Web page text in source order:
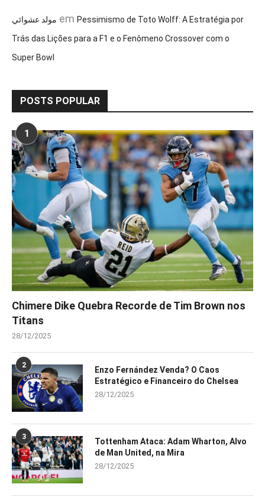
مولد عشوائي em Pessimismo de Toto Wolff: A Estratégia por
Trás das Lições para a F1 e o Fenômeno Crossover com o
Super Bowl
POSTS POPULAR
1
Chimere Dike Quebra Recorde de Tim Brown nos
Titans
28/12/2025
2
Enzo Fernández Venda? O Caos
Estratégico e Financeiro do Chelsea
28/12/2025
3
Tottenham Ataca: Adam Wharton, Alvo
de Man United, na Mira
28/12/2025